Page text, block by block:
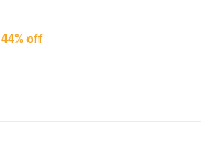
44% off